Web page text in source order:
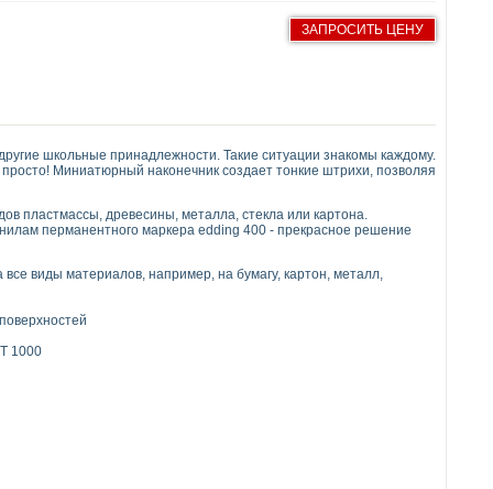
ЗАПРОСИТЬ ЦЕНУ
школьные принадлежности. Такие ситуации знакомы каждому.
Миниатюрный наконечник создает тонкие штрихи, позволяя
пластмассы, древесины, металла, стекла или картона.
перманентного маркера edding 400 - прекрасное решение
виды материалов, например, на бумагу, картон, металл,
1000